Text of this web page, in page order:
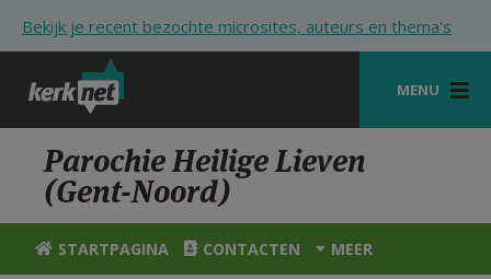
Bekijk je recent bezochte microsites, auteurs en thema's
MENU
STARTPAGINA
KERK
VIERINGEN
Parochie Heilige Lieven
(Gent-Noord)
STARTPAGINA CONTACTEN MEER